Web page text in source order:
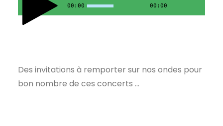
00:00 00:00
Des invitations à remporter sur nos ondes pour
bon nombre de ces concerts …